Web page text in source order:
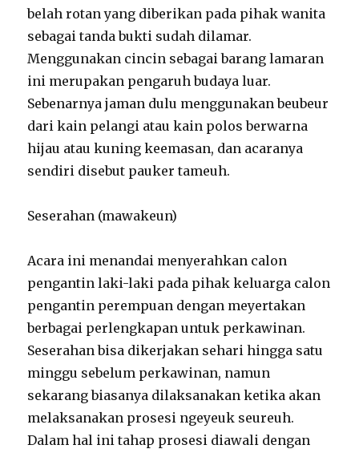
belah rotan yang diberikan pada pihak wanita
sebagai tanda bukti sudah dilamar.
Menggunakan cincin sebagai barang lamaran
ini merupakan pengaruh budaya luar.
Sebenarnya jaman dulu menggunakan beubeur
dari kain pelangi atau kain polos berwarna
hijau atau kuning keemasan, dan acaranya
sendiri disebut pauker tameuh.
Seserahan (mawakeun)
Acara ini menandai menyerahkan calon
pengantin laki-laki pada pihak keluarga calon
pengantin perempuan dengan meyertakan
berbagai perlengkapan untuk perkawinan.
Seserahan bisa dikerjakan sehari hingga satu
minggu sebelum perkawinan, namun
sekarang biasanya dilaksanakan ketika akan
melaksanakan prosesi ngeyeuk seureuh.
Dalam hal ini tahap prosesi diawali dengan